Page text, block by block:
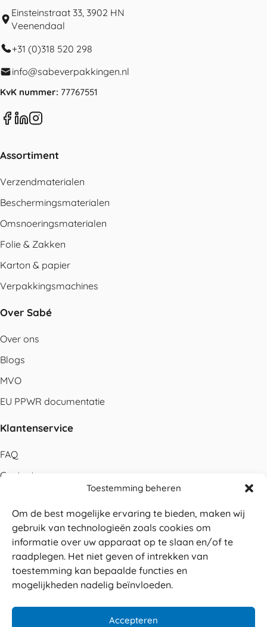
Toestemming beheren
Om de best mogelijke ervaring te bieden, maken wij
gebruik van technologieën zoals cookies om
informatie over uw apparaat op te slaan en/of te
raadplegen. Het niet geven of intrekken van
toestemming kan bepaalde functies en
mogelijkheden nadelig beïnvloeden.
Accepteren
Einsteinstraat 33, 3902 HN
Veenendaal
+31 (0)318 520 298
info@sabeverpakkingen.nl
KvK nummer: 77767551
Assortiment
Verzendmaterialen
Beschermingsmaterialen
Omsnoeringsmaterialen
Folie & Zakken
Karton & papier
Verpakkingsmachines
Over Sabé
Over ons
Blogs
MVO
EU PPWR documentatie
Klantenservice
FAQ
Contact
Betalen
Levering
Retouren
Service en garantie